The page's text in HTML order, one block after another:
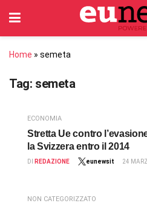
Home » semeta
Tag: semeta
ECONOMIA
Stretta Ue contro
la Svizzera entro il 2014
DI REDAZIONE eunewsit 24
NON CATEGORIZZATO